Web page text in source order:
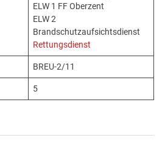
ELW 1 FF Oberzent
ELW 2
Brandschutzaufsichtsdienst
Rettungsdienst
BREU-2/11
5